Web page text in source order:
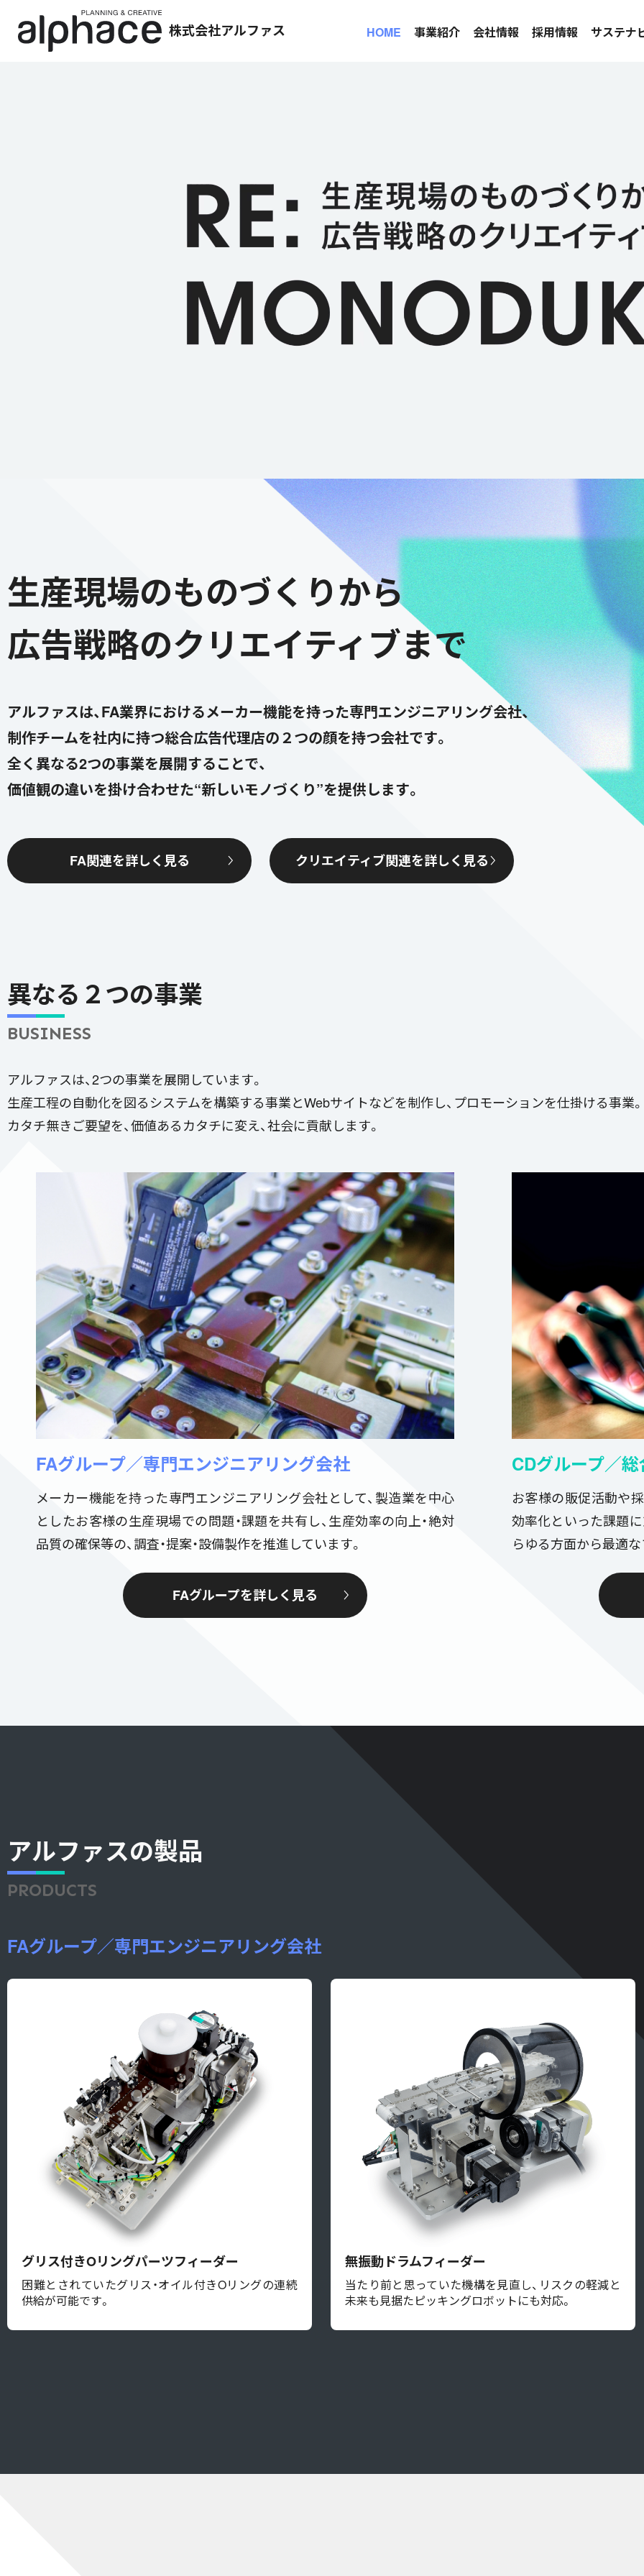
株式会社アルファス HOME 事業紹介 会社情報 採用情報 サステナ
生産現場のものづくりから
広告戦略のクリエイティブまで
アルファスは、FA業界におけるメーカー機能を持った専門エンジニアリング会社、
制作チームを社内に持つ総合広告代理店の２つの顔を持つ会社です。
全く異なる2つの事業を展開することで、
価値観の違いを掛け合わせた“新しいモノづくり”を提供します。
FA関連を詳しく見る クリエイティブ関連を詳しく見る
異なる２つの事業
BUSINESS
アルファスは、2つの事業を展開しています。
生産工程の自動化を図るシステムを構築する事業とWebサイトなどを制作し、プロモーションを仕掛ける事業。
カタチ無きご要望を、価値あるカタチに変え、社会に貢献します。
FAグループ／専門エンジニアリング会社
メーカー機能を持った専門エンジニアリング会社として、製造業を中心
としたお客様の生産現場での問題・課題を共有し、生産効率の向上・絶対
品質の確保等の、調査・提案・設備製作を推進しています。
FAグループを詳しく見る
CDグループ／
お客様の販促活動や
効率化といった課題
らゆる方面から最適
アルファスの製品
PRODUCTS
FAグループ／専門エンジニアリング会社
グリス付きOリングパーツフィーダー
困難とされていたグリス・オイル付きOリングの連続
供給が可能です。
無振動ドラムフィーダー
当たり前と思っていた機構を見直し、リスクの軽減と
未来も見据たピッキングロボットにも対応。